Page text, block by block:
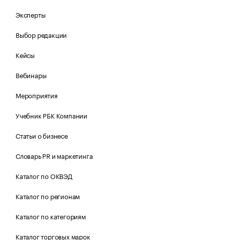
Эксперты
Выбор редакции
Кейсы
Вебинары
Мероприятия
Учебник РБК Компании
Статьи о бизнесе
Словарь PR и маркетинга
Каталог по ОКВЭД
Каталог по регионам
Каталог по категориям
Каталог торговых марок